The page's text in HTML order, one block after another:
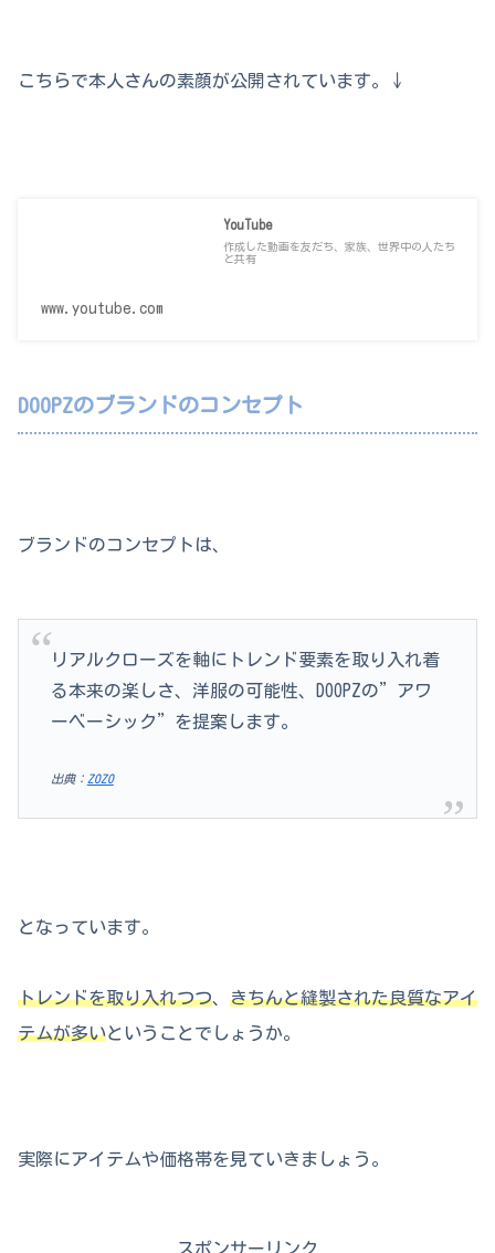
こちらで本人さんの素顔が公開されています。↓
YouTube
作成した動画を友だち、家族、世界中の人たち
と共有
www.youtube.com
DOOPZのブランドのコンセプト
ブランドのコンセプトは、
リアルクローズを軸にトレンド要素を取り入れ着
る本来の楽しさ、洋服の可能性、DOOPZの”アワ
ーベーシック”を提案します。
出典： ZOZO
となっています。
トレンドを取り入れつつ、 きちんと縫製された良質なアイ
テムが多いということでしょうか。
実際にアイテムや価格帯を見ていきましょう。
スポンサーリンク